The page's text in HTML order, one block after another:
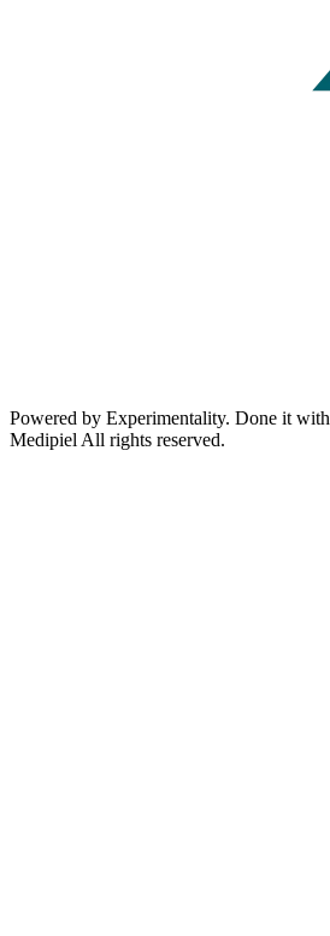
Powered by Experimentality. Done it with
Medipiel All rights reserved.